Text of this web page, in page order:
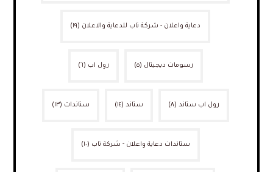
دعاية واعلان - شركة ناب للدعاية والاعلان (١٩)
رسومات ديجيتال (٥) رول اب (٦)
رول اب ستاند (٨) ستاند (١٤) ستاندات (١٣)
ستاندات دعاية واعلان - شركة ناب (١٠)